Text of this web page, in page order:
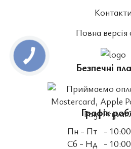
Контакти
Повна версія
Безпечні
Графік
Пн - Пт -
Сб - Нд -